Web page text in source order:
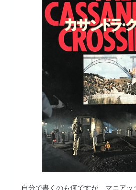
自分で書くのも何ですが、マニアッ